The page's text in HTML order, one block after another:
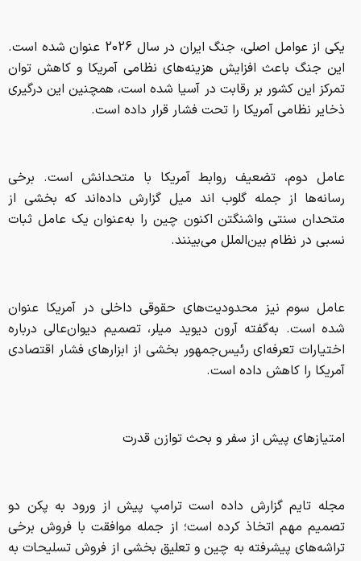
یکی از عوامل اصلی، جنگ ایران در سال 2026 عنوان شده است.
این جنگ باعث افزایش هزینه‌های نظامی آمریکا و کاهش توان
تمرکز این کشور بر رقابت در آسیا شده است، همچنین این درگیری
ذخایر نظامی آمریکا را تحت فشار قرار داده است.
عامل دوم، تضعیف روابط آمریکا با متحدانش است. برخی
رسانه‌ها از جمله گلوب اند میل گزارش داده‌اند که بخشی از
متحدان سنتی واشنگتن اکنون چین را به‌عنوان یک عامل ثبات
نسبی در نظام بین‌الملل می‌بینند.
عامل سوم نیز محدودیت‌های حقوقی داخلی در آمریکا عنوان
شده است. به‌گفته آرون دیوید میلر، تصمیم دیوان‌عالی درباره
اختیارات تعرفه‌ای رئیس‌جمهور بخشی از ابزارهای فشار اقتصادی
آمریکا را کاهش داده است.
امتیازهای پیش از سفر و بحث توازن قدرت
مجله تایم گزارش داده است ترامپ پیش از ورود به پکن دو
تصمیم مهم اتخاذ کرده است؛ از جمله موافقت با فروش برخی
تراشه‌های پیشرفته به چین و تعلیق بخشی از فروش تسلیحات به